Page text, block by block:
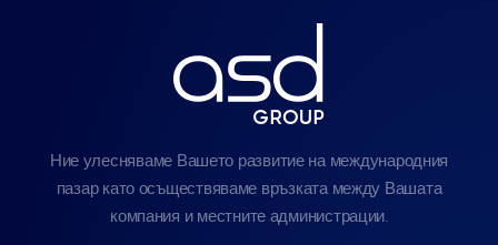
Ние улесняваме Вашето развитие на международния
пазар като осъществяваме връзката между Вашата
компания и местните администрации.